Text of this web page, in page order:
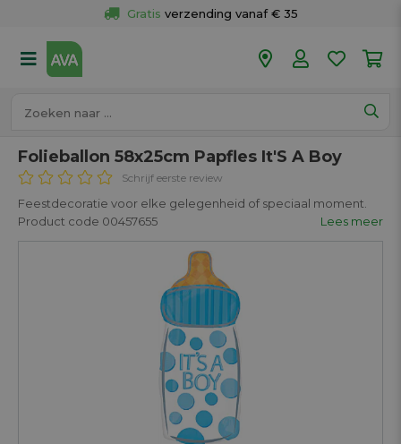
Gratis verzending vanaf € 35
50 winkels
Folieballon 58x25cm Papfles It'S A Boy
Schrijf eerste review
Feestdecoratie voor elke gelegenheid of speciaal moment.
Product code 00457655
Lees meer